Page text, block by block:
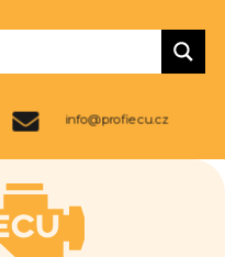
info@profiecu.cz